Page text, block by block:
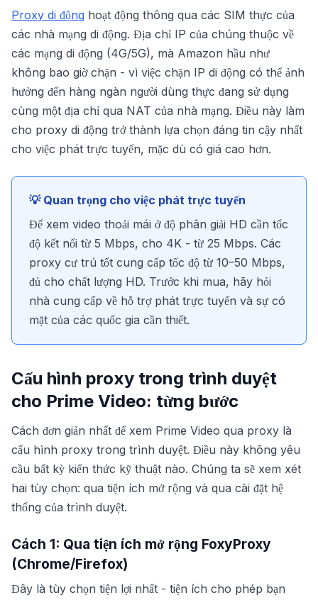
Proxy di động hoạt động thông qua các SIM thực của
các nhà mạng di động. Địa chỉ IP của chúng thuộc về
các mạng di động (4G/5G), mà Amazon hầu như
không bao giờ chặn - vì việc chặn IP di động có thể ảnh
hưởng đến hàng ngàn người dùng thực đang sử dụng
cùng một địa chỉ qua NAT của nhà mạng. Điều này làm
cho proxy di động trở thành lựa chọn đáng tin cậy nhất
cho việc phát trực tuyến, mặc dù có giá cao hơn.
💡 Quan trọng cho việc phát trực tuyến
Để xem video thoải mái ở độ phân giải HD cần tốc
độ kết nối từ 5 Mbps, cho 4K - từ 25 Mbps. Các
proxy cư trú tốt cung cấp tốc độ từ 10–50 Mbps,
đủ cho chất lượng HD. Trước khi mua, hãy hỏi
nhà cung cấp về hỗ trợ phát trực tuyến và sự có
mặt của các quốc gia cần thiết.
Cấu hình proxy trong trình duyệt
cho Prime Video: từng bước
Cách đơn giản nhất để xem Prime Video qua proxy là
cấu hình proxy trong trình duyệt. Điều này không yêu
cầu bất kỳ kiến thức kỹ thuật nào. Chúng ta sẽ xem xét
hai tùy chọn: qua tiện ích mở rộng và qua cài đặt hệ
thống của trình duyệt.
Cách 1: Qua tiện ích mở rộng FoxyProxy
(Chrome/Firefox)
Đây là tùy chọn tiện lợi nhất - tiện ích cho phép bạn